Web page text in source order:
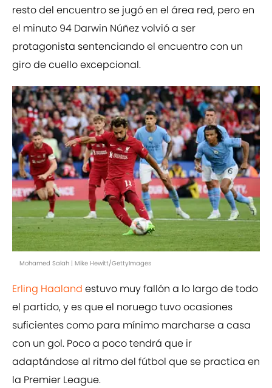
resto del encuentro se jugó en el área red, pero en
el minuto 94 Darwin Núñez volvió a ser
protagonista sentenciando el encuentro con un
giro de cuello excepcional.
Mohamed Salah | Mike Hewitt/GettyImages
Erling Haaland estuvo muy fallón a lo largo de todo
el partido, y es que el noruego tuvo ocasiones
suficientes como para mínimo marcharse a casa
con un gol. Poco a poco tendrá que ir
adaptándose al ritmo del fútbol que se practica en
la Premier League.